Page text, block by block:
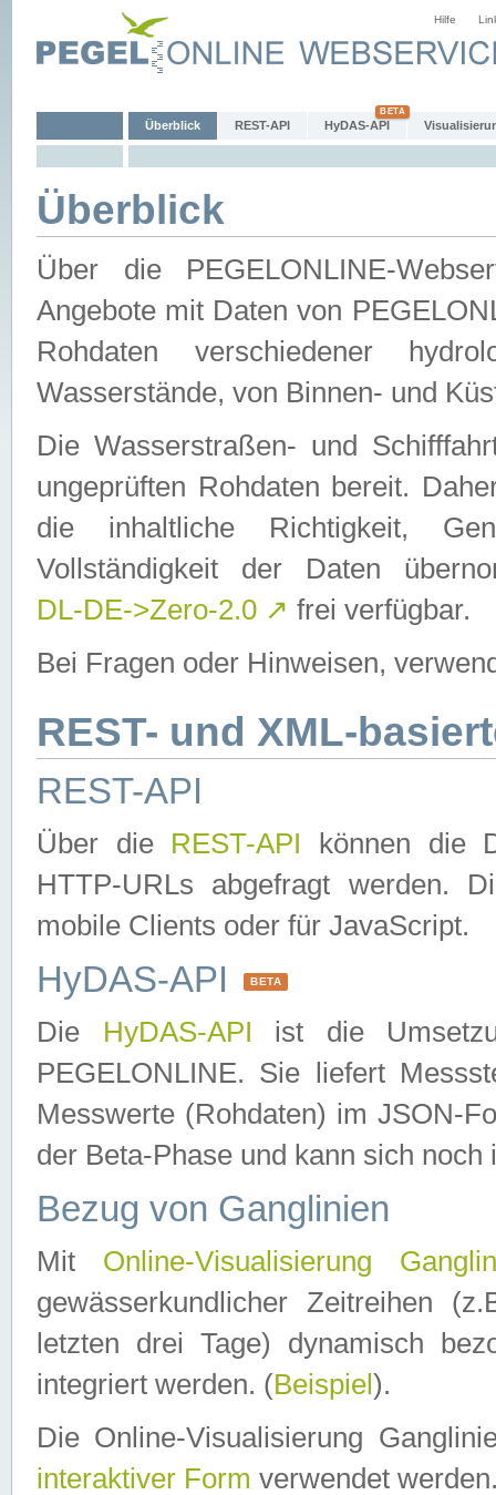
Hilfe
Überblick REST-API HyDAS-API
Überblick
Über die PEGELONLINE-
Angebote mit Daten von
Rohdaten verschiedener
Wasserstände, von Binnen- und
Die Wasserstraßen- und
ungeprüften Rohdaten bereit.
die inhaltliche Richtigkeit,
Vollständigkeit der Daten
DL-DE->Zero-2.0 ↗ frei verfügbar.
Bei Fragen oder Hinweisen,
REST- und XML-
REST-API
Über die REST-API können die
HTTP-URLs abgefragt werden.
mobile Clients oder für JavaScript.
HyDAS-API BETA
Die HyDAS-API ist die
PEGELONLINE. Sie liefert
Messwerte (Rohdaten) im JSON-
der Beta-Phase und kann sich noch
Bezug von Ganglinien
Mit Online-Visualisierung
gewässerkundlicher Zeitreihen
letzten drei Tage) dynamisch
integriert werden. (Beispiel ).
Die Online-Visualisierung
interaktiver Form verwendet